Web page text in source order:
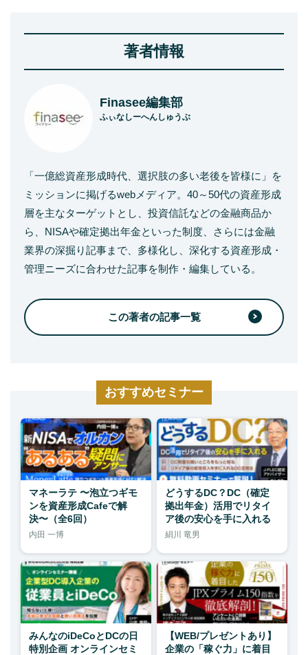
著者情報
Finasee編集部
ふぃなしーへんしゅうぶ
「一億総資産形成時代、選択肢の多い老後を皆様に」を
ミッションに掲げるwebメディア。40～50代の資産形成
層を主なターゲットとし、投資信託などの金融商品か
ら、NISAや確定拠出年金といった制度、さらには金融
業界の深掘り記事まで、多様化し、深化する資産形成・
管理ニーズに合わせた記事を制作・編集している。
この著者の記事一覧
おすすめセミナー
マネーラテ 〜泡立つギモ
ンを資産形成Cafeで解
決〜（全6回）
内田 一博
どうするDC？DC（確定
拠出年金）活用でリタイ
ア後の安心を手に入れる
絹川 竜男
みんなのiDeCoとDCの日
特別企画 オンラインセミ
【WEB/プレゼントあり】
企業の「稼ぐ力」に着目